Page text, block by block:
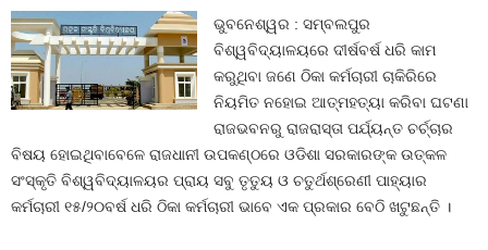
ଭୁବନେଶ୍ୱର : ସମ୍ବଲପୁର
ବିଶ୍ୱବିଦ୍ୟାଳୟରେ ଦୀର୍ଷବର୍ଷ ଧରି କାମ
କରୁଥିବା ଜଣେ ଠିକା କର୍ମଚାରୀ ଚାକିରିରେ
ନିୟମିତ ନହୋଇ ଆତ୍ମହତ୍ୟା କରିବା ଘଟଣା
ରାଜଭବନରୁ ରାଜରାସ୍ତା ପର୍ଯ୍ୟନ୍ତ ଚର୍ଚ୍ଚାର
ବିଷୟ ହୋଇଥିବାବେଳେ ରାଜଧାନୀ ଉପକଣ୍ଠରେ ଓଡିଶା ସରକାରଙ୍କ ଉତ୍କଳ
ସଂସ୍କୃତି ବିଶ୍ୱବିଦ୍ୟାଳୟର ପ୍ରାୟ ସବୁ ତୃତୁୟ ଓ ଚତୁର୍ଥଶ୍ରେଣୀ ପାହ୍ୟାର
କର୍ମଚାରୀ ୧୫/୨୦ବର୍ଷ ଧରି ଠିକା କର୍ମଚାରୀ ଭାବେ ଏକ ପ୍ରକାର ବେଠି ଖଟୁଛନ୍ତି ।